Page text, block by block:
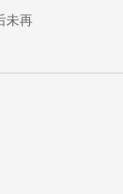
未再